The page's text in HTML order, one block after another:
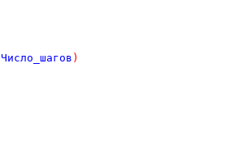
Число_шагов )